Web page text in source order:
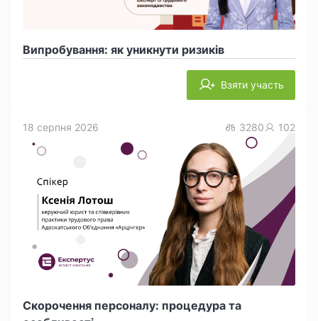
Випробування: як уникнути ризиків
Взяти участь
Скорочення персоналу: процедура та
18 серпня 2026 3280 102